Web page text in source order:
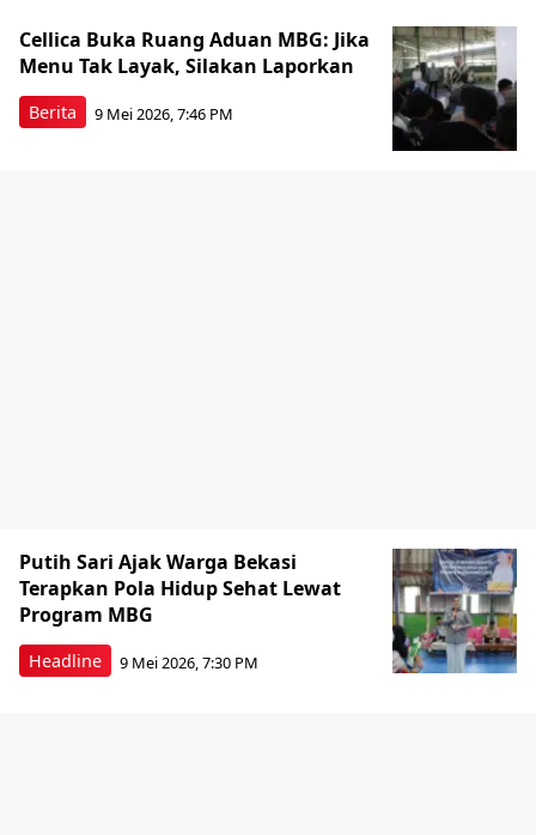
Berita
Cellica Buka Ruang Aduan MBG: Jika
Menu Tak Layak, Silakan Laporkan
9 Mei 2026, 7:46 PM
Headline
Putih Sari Ajak Warga Bekasi
Terapkan Pola Hidup Sehat Lewat
Program MBG
9 Mei 2026, 7:30 PM